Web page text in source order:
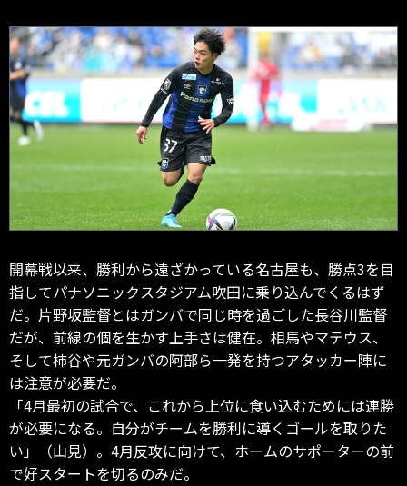
開幕戦以来、勝利から遠ざかっている名古屋も、勝点3を目
指してパナソニックスタジアム吹田に乗り込んでくるはず
だ。片野坂監督とはガンバで同じ時を過ごした長谷川監督
だが、前線の個を生かす上手さは健在。相馬やマテウス、
そして柿谷や元ガンバの阿部ら一発を持つアタッカー陣に
は注意が必要だ。
「4月最初の試合で、これから上位に食い込むためには連勝
が必要になる。自分がチームを勝利に導くゴールを取りた
い」（山見）。4月反攻に向けて、ホームのサポーターの前
で好スタートを切るのみだ。